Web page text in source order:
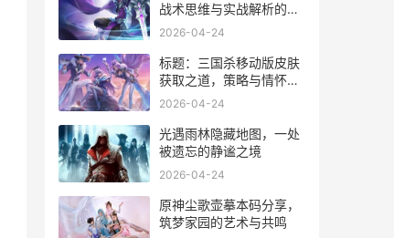
战术思维与实战解析的进
阶之路
2026-04-24
标题：三国杀移动版皮肤
获取之道，策略与情怀的
交织
2026-04-24
光遇雨林隐藏地图，一处
被遗忘的静谧之境
2026-04-24
原神尘歌壶摹本码分享，
筑梦家园的艺术与共鸣